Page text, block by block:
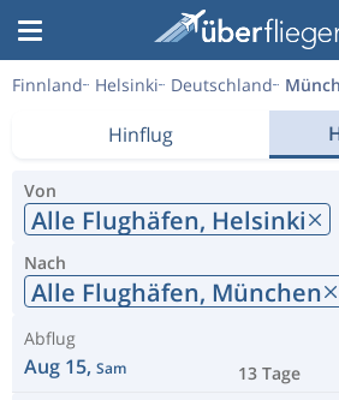
Finnland Helsinki Deutschland
Hinflug
Von
Alle Flughäfen, Helsinki
Nach
Alle Flughäfen, München
Abflug
Aug 15, Sam 13 Tage